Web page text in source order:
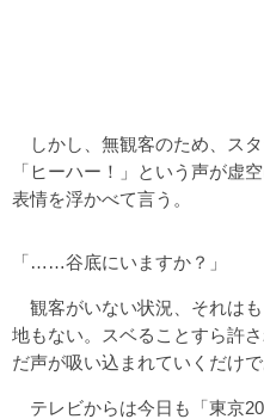
しかし、無観客のため、スタ
「ヒーハー！」という声が虚
表情を浮かべて言う。
「……谷底にいますか？」
観客がいない状況、それは
地もない。スベることすら許
だ声が吸い込まれていくだけで
テレビからは今日も「東京